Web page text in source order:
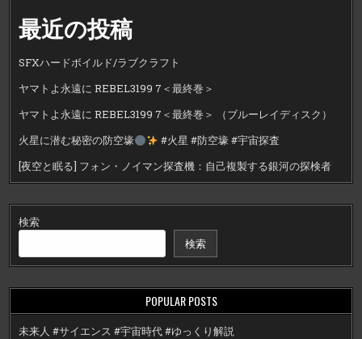
最近の投稿
SFXハードボイルド/ラブクラフト
ヤマトよ永遠に REBEL3199 7＜最終巻＞
ヤマトよ永遠に REBEL3199 7＜最終巻＞ （ブルーレイディスク）
火星に潜む秘密の防空壕
#火星 #防空壕 #宇宙探査
[夜空と眠る] フォン・ノイマン探査機：自己複製する銀河の探検者
検索
検索
POPULAR POSTS
未来人 #サイエンス #宇宙時代 #ゆっくり解説